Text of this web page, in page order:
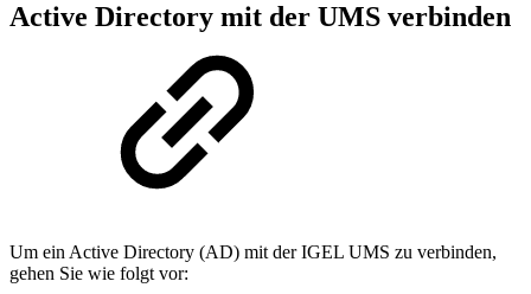
Active Directory mit der UMS verbinden
Um ein Active Directory (AD) mit der IGEL UMS zu verbinden,
gehen Sie wie folgt vor: